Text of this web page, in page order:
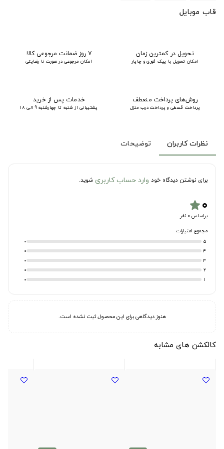
قاب موبایل
تحویل در کمترین زمان
امکان تحویل با پیک فوری و چاپار
۷ روز ضمانت مرجوعی کالا
امکان مرجوعی در صورت نا رضایتی
روش‌های پرداخت منعطف
پرداخت قسطی و پرداخت درب منزل
خدمات پس از خرید
پشتیبانی از شنبه تا چهارشنبه 9 الی 18
نظرات کاربران توضیحات
برای نوشتن دیدگاه خود وارد حساب کاربری شوید.
۰star
براساس 0 نفر
مجموع امتیازات
5
0
4
0
3
0
2
0
1
0
هنوز دیدگاهی برای این محصول ثبت نشده است.
کالکشن های مشابه